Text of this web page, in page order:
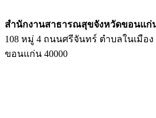
สํานักงานสาธารณสุขจังหวัดขอนแก่
108 หมู่ 4 ถนนศรีจันทร์ ตำบลในเมือง
ขอนแก่น 40000